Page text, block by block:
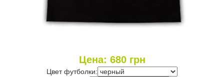
Цена: 680грн
Цвет футболки: